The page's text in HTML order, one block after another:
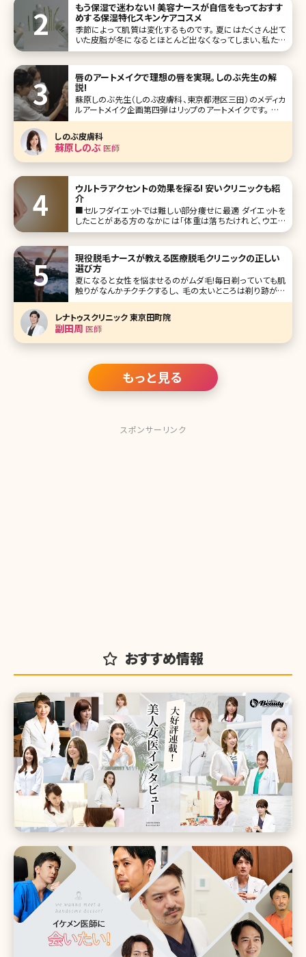
もう保湿で迷わない! 美容ナースが自信をもっておすす
めする保湿特化スキンケアコスメ
季節によって肌質は変化するものです。 夏にはたくさん出て
いた皮脂が冬になるとほとんど出なくなってしまい、私たち
の肌は乾燥が強くなり、人によっては細かい皮がむけてしま
を軽減しようと普段のスキンケア品を見直して、保湿効果の
高いものを選びま
唇のアートメイクで理想の唇を実現。しのぶ先生の解
説!
蘇原しのぶ先生（しのぶ皮膚科、東京都港区三田）のメディカ
ルアートメイク企画第四弾はリップのアートメイクです。 ふっ
くらとしたセクシーな唇、赤ちゃんのようなくすみのないクリ
アな唇、口角が上がった華やかな唇。あなたの理想はどのよ
うな唇ですか?アートメイクによって理想の唇、印象的な唇を
手に入れませんか
しのぶ皮膚科
蘇原しのぶ医師
ウルトラアクセントの効果を探る! 安いクリニックも紹
介
■セルフダイエットでは難しい部分痩せに最適 ダイエットを
したことがある方のなかには「体重は落ちたけれど、ウエス
トがあまり細くならない」「上半身ばかりが痩せて下半身はほ
しょうか。全体的に太っていなく
現役脱毛ナースが教える医療脱毛クリニックの正しい
選び方
夏になると女性を悩ませるのがムダ毛!毎日剃っていても肌
触りがなんかチクチクするし、 毛の太いところは剃り跡が目
立って黒いツブツブが……。 ちゃんと処理しているのにお肌
が綺麗に見えなくて恥ずかしいと感じたことがある人も多い
のではないでしょうか? また、最近では男性も脱毛をしている
方が増えて
レナトゥスクリニック 東京田町院
副田周 医師
もっと見る
スポンサーリンク
おすすめ情報